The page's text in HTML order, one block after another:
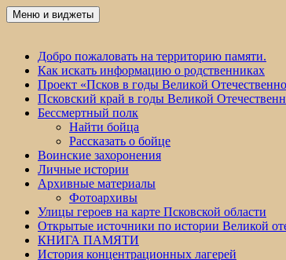
Перейти
к
Победа 60
Меню и виджеты
Добро пожаловать на территорию памяти.
Как искать информацию о родственниках
Проект «Псков в годы Великой
Псковский край в годы Великой
Бессмертный полк
Найти бойца
Рассказать о бойце
Воинские захоронения
Личные истории
Архивные материалы
Фотоархивы
Улицы героев на карте Псковской области
Открытые источники по истории Великой
КНИГА ПАМЯТИ
История концентрационных лагерей